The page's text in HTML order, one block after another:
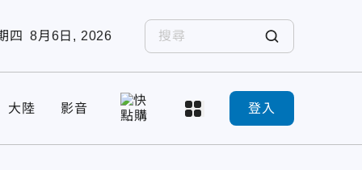
四 8月6日, 2026
大陸 影音 登入